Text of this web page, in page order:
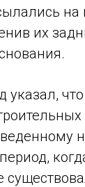
на
их
указал,